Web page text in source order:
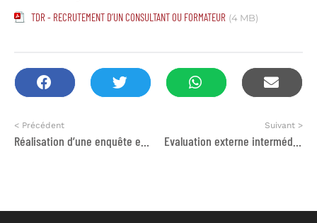
TDR - RECRUTEMENT D’UN CONSULTANT OU FORMATEUR (4 MB)
< Précédent Suivant >